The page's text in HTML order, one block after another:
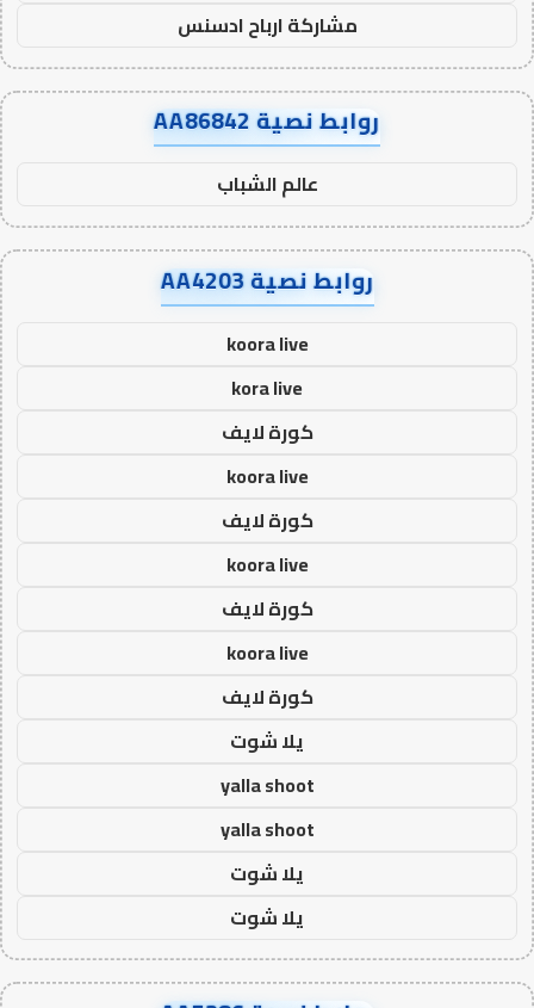
مشاركة ارباح ادسنس
روابط نصية AA86842
عالم الشباب
روابط نصية AA4203
koora live
kora live
كورة لايف
koora live
كورة لايف
koora live
كورة لايف
koora live
كورة لايف
يلا شوت
yalla shoot
yalla shoot
يلا شوت
يلا شوت